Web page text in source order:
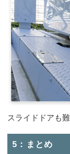
スライドドアも
5：まとめ